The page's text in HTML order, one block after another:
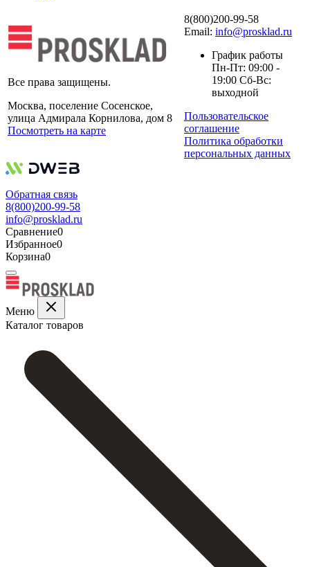
Все права защищены.
Москва, поселение Сосенское,
улица Адмирала Корнилова, дом 8
Посмотреть на карте
8(800)200-99-58
Email: info@prosklad.ru
График работы
Пн-Пт: 09:00 -
19:00 Сб-Вс:
выходной
Пользовательское
соглашение
Политика обработки
персональных данных
Обратная связь
8(800)200-99-58
info@prosklad.ru
Сравнение0
Избранное0
Корзина0
Меню
Каталог товаров